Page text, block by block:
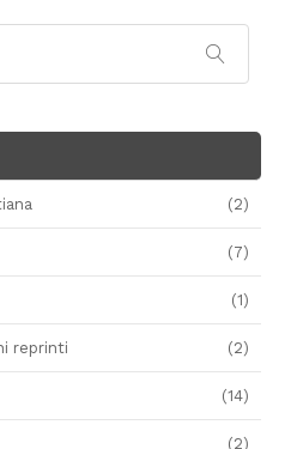
(2)
(7)
(1)
reprinti (2)
(14)
(2)